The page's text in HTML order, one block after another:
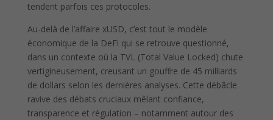
tendent parfois ces protocoles.
Au-delà de l’affaire xUSD, c’est tout le modèle
économique de la DeFi qui se retrouve questionné,
dans un contexte où la TVL (Total Value Locked) chute
vertigineusement, creusant un gouffre de 45 milliards
de dollars selon les dernières analyses. Cette débâcle
ravive des débats cruciaux mêlant confiance,
transparence et régulation – notamment autour des